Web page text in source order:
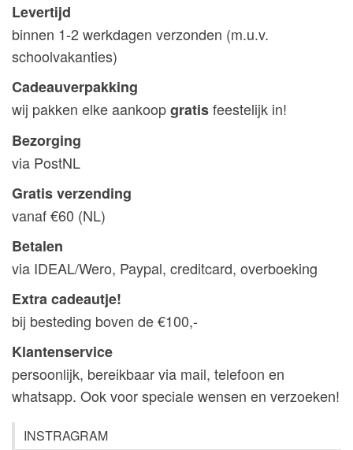
Levertijd
binnen 1-2 werkdagen verzonden (m.u.v.
schoolvakanties)
Cadeauverpakking
wij pakken elke aankoopgratisfeestelijk in!
Bezorging
via PostNL
Gratis verzending
vanaf €60 (NL)
Betalen
via IDEAL/Wero, Paypal, creditcard, overboeking
Extra cadeautje!
bij besteding boven de €100,-
Klantenservice
persoonlijk, bereikbaar via mail, telefoon en
whatsapp. Ook voor speciale wensen en verzoeken!
INSTRAGRAM